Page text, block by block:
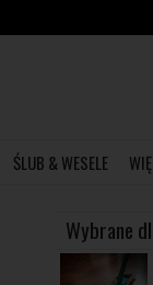
ŚLUB & WESELE
Wybrane